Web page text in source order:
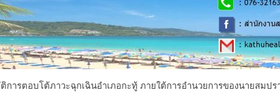
ารตอบโต้ภาวะฉุกเฉินอำเภอกะทู้ ภายใต้การอำนวยการของนายสมป